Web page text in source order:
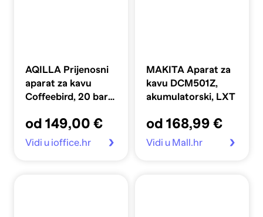
AQILLA Prijenosni
aparat za kavu
Coffeebird, 20 bara,
od 149,00 €
Vidi u ioffice.hr
MAKITA Aparat za
kavu DCM501Z,
akumulatorski, LXT
od 168,99 €
Vidi u Mall.hr